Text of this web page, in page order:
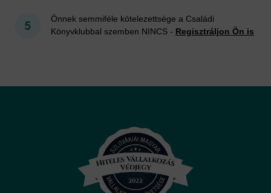
Önnek semmiféle kötelezettsége a Családi
Könyvklubbal szemben NINCS - Regisztráljon Ön is